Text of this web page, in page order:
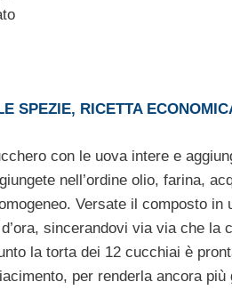
SPEZIE, RICETTA
con le uova intere e
nell’ordine olio, farina,
Versate il composto
sincerandovi via via che
la torta dei 12 cucchiai è
per renderla ancora più